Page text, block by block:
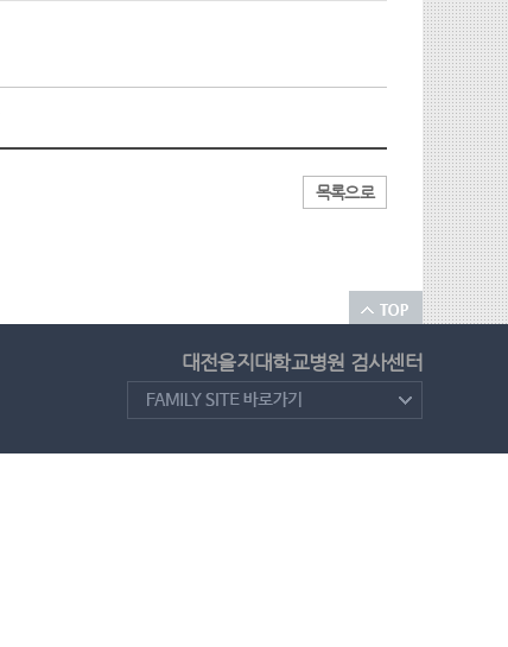
목록으로
대전을지대학교병원 검사센터